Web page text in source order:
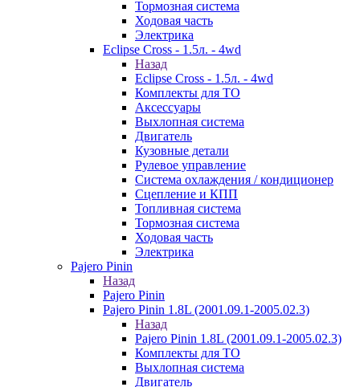
Тормозная система
Ходовая часть
Электрика
Eclipse Cross - 1.5л. - 4wd
Назад
Eclipse Cross - 1.5л. - 4wd
Комплекты для ТО
Аксессуары
Выхлопная система
Двигатель
Кузовные детали
Рулевое управление
Система охлаждения / кондиционер
Сцепление и КПП
Топливная система
Тормозная система
Ходовая часть
Электрика
Pajero Pinin
Назад
Pajero Pinin
Pajero Pinin 1.8L (2001.09.1-2005.02.3)
Назад
Pajero Pinin 1.8L (2001.09.1-2005.02.3)
Комплекты для ТО
Выхлопная система
Двигатель